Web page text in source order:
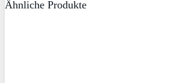
Ähnliche Produkte